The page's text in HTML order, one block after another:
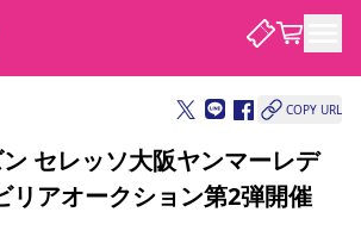
COPY URL
セレッソ大阪ヤンマーレデ
リアオークション第2弾開催